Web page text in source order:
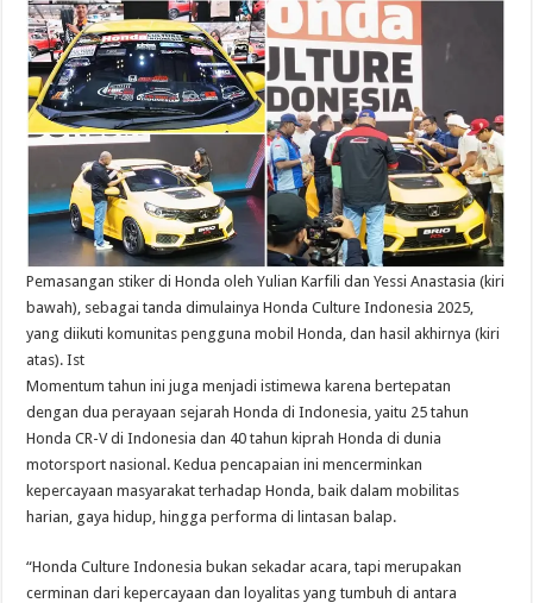
Pemasangan stiker di Honda oleh Yulian Karfili dan Yessi Anastasia (kiri
bawah), sebagai tanda dimulainya Honda Culture Indonesia 2025,
yang diikuti komunitas pengguna mobil Honda, dan hasil akhirnya (kiri
atas). Ist
Momentum tahun ini juga menjadi istimewa karena bertepatan
dengan dua perayaan sejarah Honda di Indonesia, yaitu 25 tahun
Honda CR-V di Indonesia dan 40 tahun kiprah Honda di dunia
motorsport nasional. Kedua pencapaian ini mencerminkan
kepercayaan masyarakat terhadap Honda, baik dalam mobilitas
harian, gaya hidup, hingga performa di lintasan balap.
“Honda Culture Indonesia bukan sekadar acara, tapi merupakan
cerminan dari kepercayaan dan loyalitas yang tumbuh di antara